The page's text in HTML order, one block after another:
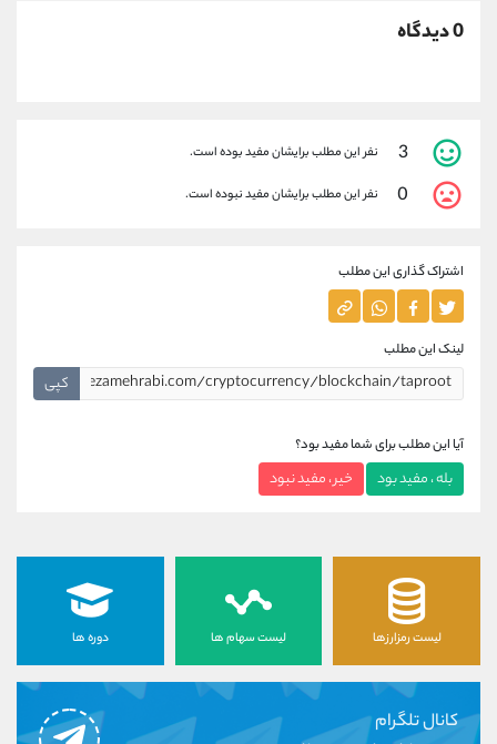
0 دیدگاه
3 نفر این مطلب برایشان مفید بوده است.
0 نفر این مطلب برایشان مفید نبوده است.
اشتراک گذاری این مطلب
لینک این مطلب
کپی
آیا این مطلب برای شما مفید بود؟
بله ، مفید بود خیر ، مفید نبود
لیست رمزارزها لیست سهام ها دوره ها
کانال تلگرام